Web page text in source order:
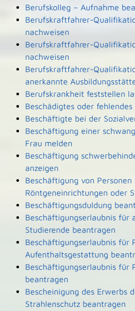
Berufskolleg – Aufnahme
Berufskraftfahrer-
nachweisen
Berufskraftfahrer-
nachweisen
Berufskraftfahrer-
anerkannte
Berufskrankheit feststellen
Beschädigtes oder
Beschäftigte bei der
Beschäftigung einer
Frau melden
Beschäftigung
anzeigen
Beschäftigung von
Röntgeneinrichtungen oder
Beschäftigungsduldung
Beschäftigungserlaubnis für
Studierende beantragen
Beschäftigungserlaubnis für
Aufenthaltsgestattung
Beschäftigungserlaubnis für
beantragen
Bescheinigung des Erwerbs
Strahlenschutz beantragen